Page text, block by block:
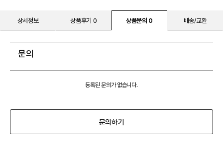
상세정보 상품후기 0 상품문의 0 배송/교환
문의
등록된 문의가 없습니다.
문의하기